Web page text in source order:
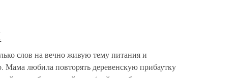
слов на вечно живую тему питания и
любила повторять деревенскую прибаутку